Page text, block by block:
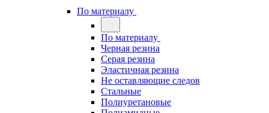
По материалу
По материалу
Черная резина
Серая резина
Эластичная резина
Не оставляющие следов
Стальные
Полиуретановые